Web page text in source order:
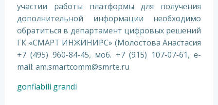
участии работы платформы для получения
дополнительной информации необходимо
обратиться в департамент цифровых решений
ГК «СМАРТ ИНЖИНИРС» (Молостова Анастасия
+7 (495) 960-84-45, моб. +7 (915) 107-07-61, е-
mail: am.smartcomm@smrte.ru
gonfiabili grandi